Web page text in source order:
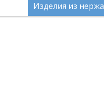
Изделия из